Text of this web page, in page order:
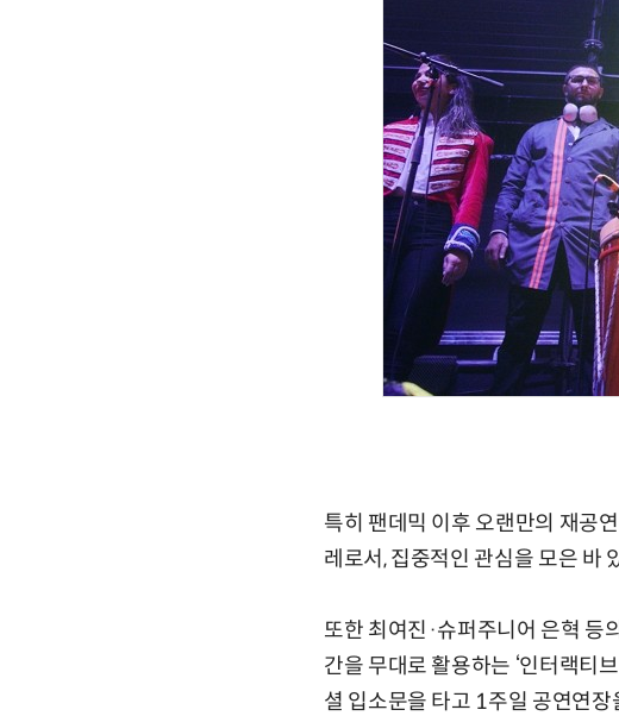
특히 팬데믹 이후 오랜만의 재공
레로서, 집중적인 관심을 모은 바
또한 최여진·슈퍼주니어 은혁 등
간을 무대로 활용하는 ‘인터랙
셜 입소문을 타고 1주일 공연연